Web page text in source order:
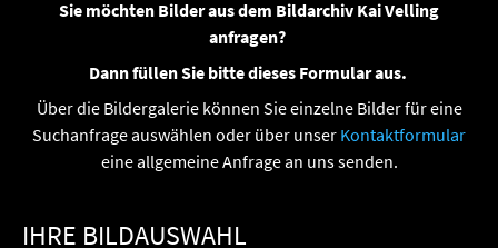
Sie möchten Bilder aus dem Bildarchiv Kai Velling
anfragen?
Dann füllen Sie bitte dieses Formular aus.
Über die Bildergalerie können Sie einzelne Bilder für eine
Suchanfrage auswählen oder über unser Kontaktformular
eine allgemeine Anfrage an uns senden.
IHRE BILDAUSWAHL